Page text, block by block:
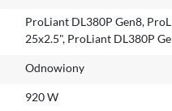
ProLiant DL380P Gen8,
25x2.5", ProLiant DL380P
Odnowiony
920 W